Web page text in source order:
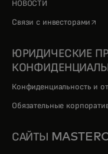
НОВОСТИ
Связи с инвесторами
ЮРИДИЧЕСКИЕ
Конфиденциальность и
Обязательные
САЙТЫ